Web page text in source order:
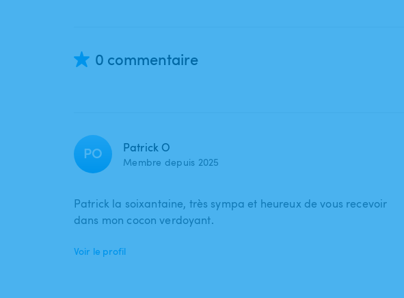
0 commentaire
PO Patrick O
Membre depuis 2025
Patrick la soixantaine, très sympa et heureux de vous recevoir
dans mon cocon verdoyant.
Voir le profil